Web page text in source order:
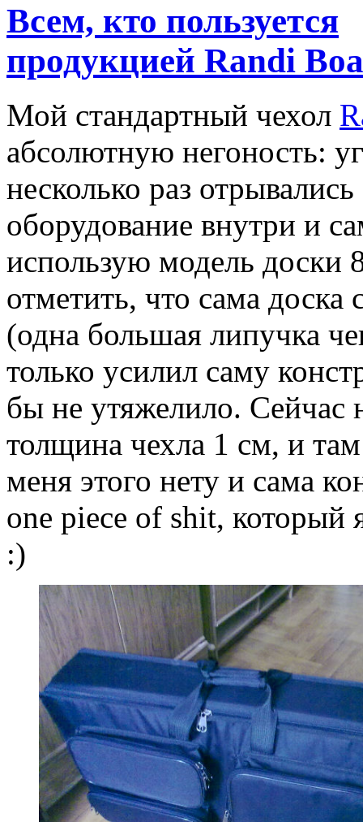
Всем, кто пользуется
продукцией Randi
Мой стандартный чехол
абсолютную негоность:
несколько раз
оборудование внутри и
использую модель доски
отметить, что сама доска
(одна большая липучка
только усилил саму
бы не утяжелило. Сейчас
толщина чехла 1 см, и
меня этого нету и сама
one piece of shit, который
:)